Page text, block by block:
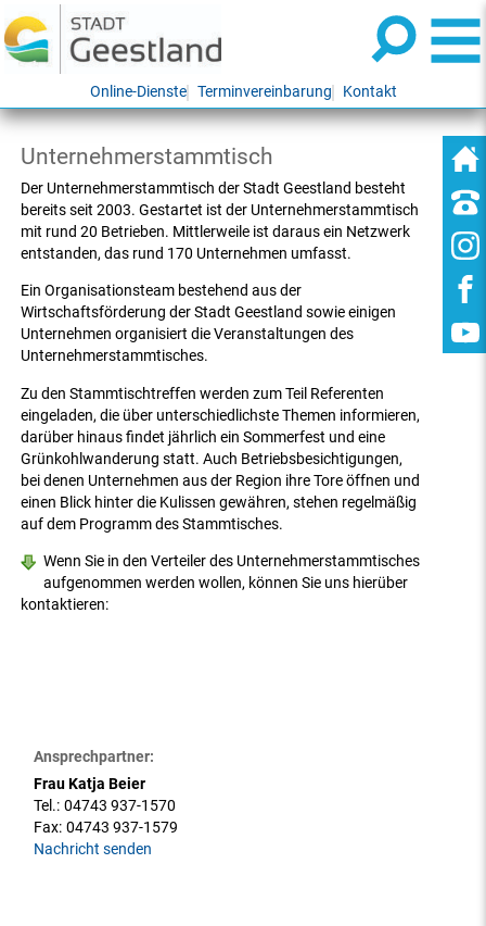
Online-Dienste Terminvereinbarung Kontakt
Unternehmerstammtisch
Der Unternehmerstammtisch der Stadt Geestland besteht
bereits seit 2003. Gestartet ist der Unternehmerstammtisch
mit rund 20 Betrieben. Mittlerweile ist daraus ein Netzwerk
entstanden, das rund 170 Unternehmen umfasst.
Ein Organisationsteam bestehend aus der
Wirtschaftsförderung der Stadt Geestland sowie einigen
Unternehmen organisiert die Veranstaltungen des
Unternehmerstammtisches.
Zu den Stammtischtreffen werden zum Teil Referenten
eingeladen, die über unterschiedlichste Themen informieren,
darüber hinaus findet jährlich ein Sommerfest und eine
Grünkohlwanderung statt. Auch Betriebsbesichtigungen,
bei denen Unternehmen aus der Region ihre Tore öffnen und
einen Blick hinter die Kulissen gewähren, stehen regelmäßig
auf dem Programm des Stammtisches.
Wenn Sie in den Verteiler des Unternehmerstammtisches
aufgenommen werden wollen, können Sie uns hierüber
kontaktieren:
Ansprechpartner:
Frau Katja Beier
Tel.: 04743 937-1570
Fax: 04743 937-1579
Nachricht senden